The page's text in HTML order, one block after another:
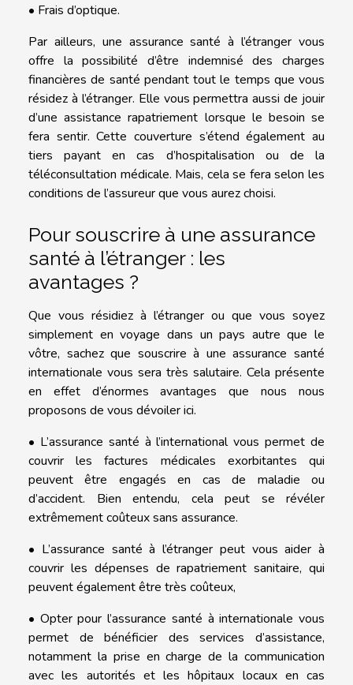
• Frais d’optique.
Par ailleurs, une assurance santé à l’étranger vous
offre la possibilité d’être indemnisé des charges
financières de santé pendant tout le temps que vous
résidez à l’étranger. Elle vous permettra aussi de jouir
d’une assistance rapatriement lorsque le besoin se
fera sentir. Cette couverture s’étend également au
tiers payant en cas d’hospitalisation ou de la
téléconsultation médicale. Mais, cela se fera selon les
conditions de l’assureur que vous aurez choisi.
Pour souscrire à une assurance
santé à l’étranger : les
avantages ?
Que vous résidiez à l’étranger ou que vous soyez
simplement en voyage dans un pays autre que le
vôtre, sachez que souscrire à une assurance santé
internationale vous sera très salutaire. Cela présente
en effet d’énormes avantages que nous nous
proposons de vous dévoiler ici.
• L’assurance santé à l’international vous permet de
couvrir les factures médicales exorbitantes qui
peuvent être engagés en cas de maladie ou
d’accident. Bien entendu, cela peut se révéler
extrêmement coûteux sans assurance.
• L’assurance santé à l’étranger peut vous aider à
couvrir les dépenses de rapatriement sanitaire, qui
peuvent également être très coûteux,
• Opter pour l’assurance santé à internationale vous
permet de bénéficier des services d’assistance,
notamment la prise en charge de la communication
avec les autorités et les hôpitaux locaux en cas